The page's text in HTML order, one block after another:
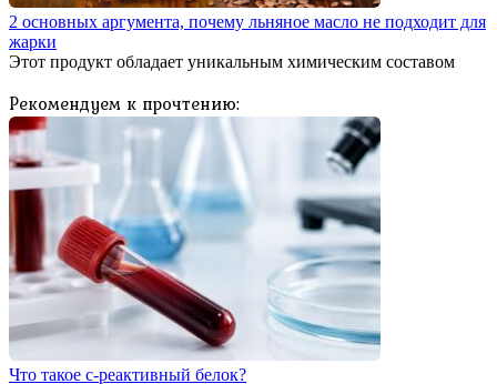
2 основных аргумента, почему льняное масло не подходит для
жарки
Этот продукт обладает уникальным химическим составом
Рекомендуем к прочтению:
Что такое с-реактивный белок?